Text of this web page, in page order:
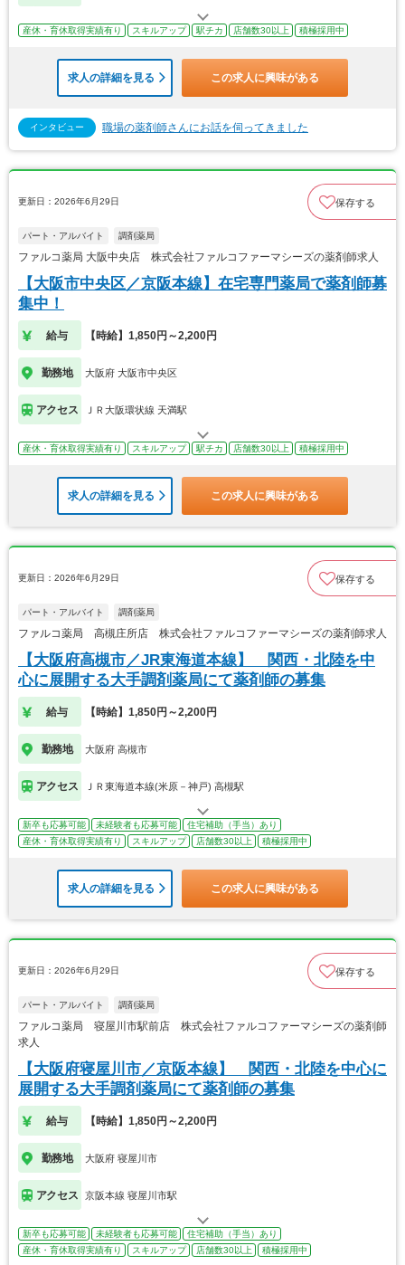
産休・育休取得実績有り スキルアップ 駅チカ 店舗数30以上 積極採用中
求人の詳細を見る この求人に興味がある
インタビュー 職場の薬剤師さんにお話を伺ってきました
更新日：2026年6月29日 保存する
パート・アルバイト 調剤薬局
ファルコ薬局 大阪中央店 株式会社ファルコファーマシーズの薬剤師求人
【大阪市中央区／京阪本線】在宅専門薬局で薬剤師募
集中！
給与 【時給】1,850円～2,200円
勤務地 大阪府 大阪市中央区
アクセス ＪＲ大阪環状線 天満駅
産休・育休取得実績有り スキルアップ 駅チカ 店舗数30以上 積極採用中
求人の詳細を見る この求人に興味がある
更新日：2026年6月29日 保存する
パート・アルバイト 調剤薬局
ファルコ薬局 高槻庄所店 株式会社ファルコファーマシーズの薬剤師求人
【大阪府高槻市／JR東海道本線】 関西・北陸を中
心に展開する大手調剤薬局にて薬剤師の募集
給与 【時給】1,850円～2,200円
勤務地 大阪府 高槻市
アクセス ＪＲ東海道本線(米原－神戸) 高槻駅
新卒も応募可能 未経験者も応募可能
住宅補助（手当）あり
産休・育休取得実績有り
スキルアップ 店舗数30以上 積極採用中
求人の詳細を見る この求人に興味がある
更新日：2026年6月29日 保存する
パート・アルバイト 調剤薬局
ファルコ薬局 寝屋川市駅前店 株式会社ファルコファーマシーズの薬剤師
求人
【大阪府寝屋川市／京阪本線】 関西・北陸を中心に
展開する大手調剤薬局にて薬剤師の募集
給与 【時給】1,850円～2,200円
勤務地 大阪府 寝屋川市
アクセス 京阪本線 寝屋川市駅
新卒も応募可能 未経験者も応募可能
住宅補助（手当）あり
産休・育休取得実績有り
スキルアップ 店舗数30以上 積極採用中